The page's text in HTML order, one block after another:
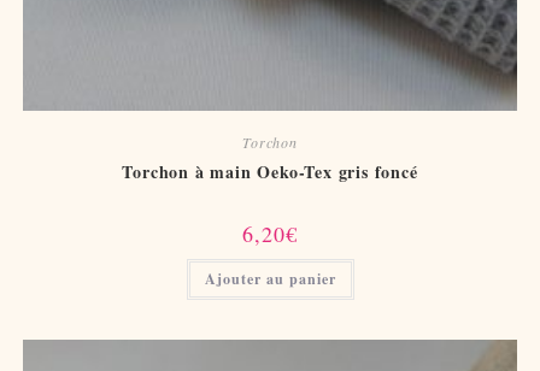
Torchon
Torchon à main Oeko-Tex gris foncé
6,20€
Ajouter au panier